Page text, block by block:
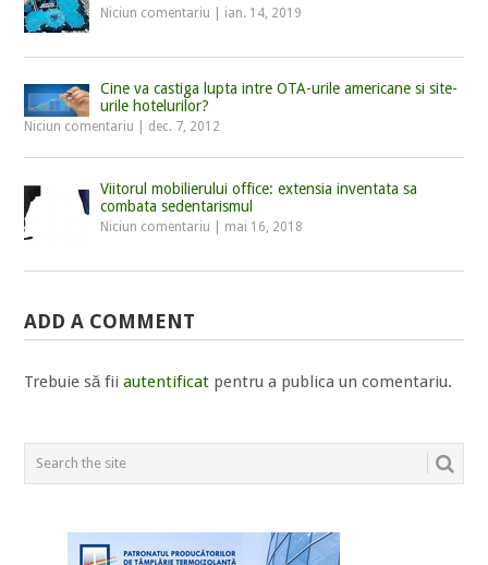
Niciun comentariu ian. 14, 2019
Cine va castiga lupta intre OTA-urile americane si site-
urile hotelurilor?
Niciun comentariu dec. 7, 2012
Viitorul mobilierului office: extensia inventata sa
combata sedentarismul
Niciun comentariu mai 16, 2018
ADD A COMMENT
Trebuie să fiiautentificat pentru a publica un comentariu.